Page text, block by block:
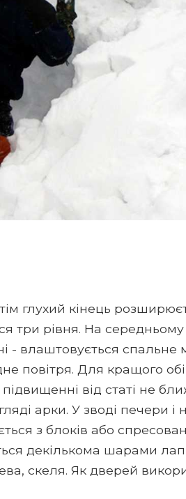
глухий кінець
три рівня. На середньому
- влаштовується спальне
повітря. Для кращого
від статі не
арки. У зводі печери і
з блоків або
декількома шарами
скеля. Як дверей